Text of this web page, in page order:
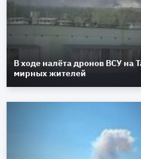
В ходе налёта дронов ВСУ на
мирных жителей